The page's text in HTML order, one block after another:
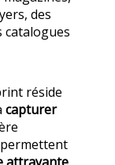
des
catalogues
réside
capturer